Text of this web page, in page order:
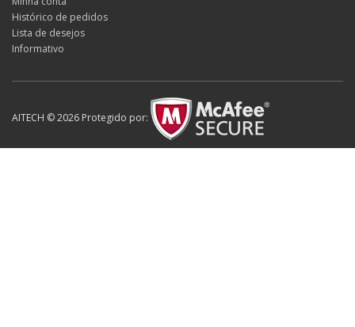
Histórico de pedidos
Lista de desejos
Informativo
AITECH © 2026 Protegido por: